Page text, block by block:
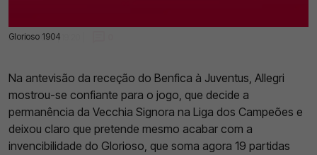
Glorioso 1904
24 Out 2022 | 19:20 |
Na antevisão da receção do Benfica à Juventus, Allegri
mostrou-se confiante para o jogo, que decide a
permanência da Vecchia Signora na Liga dos Campeões e
deixou claro que pretende mesmo acabar com a
invencibilidade do Glorioso, que soma agora 19 partidas